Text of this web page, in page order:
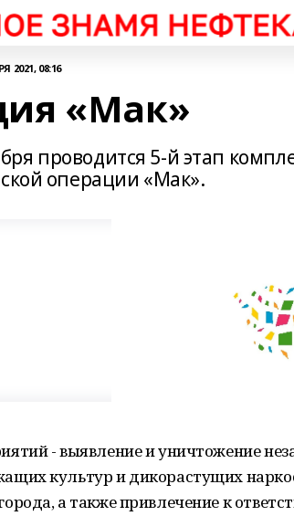
2021, 08:16
«Мак»
проводится 5-й этап
операции «Мак».
- выявление и уничтожение
культур и дикорастущих
а также привлечение к